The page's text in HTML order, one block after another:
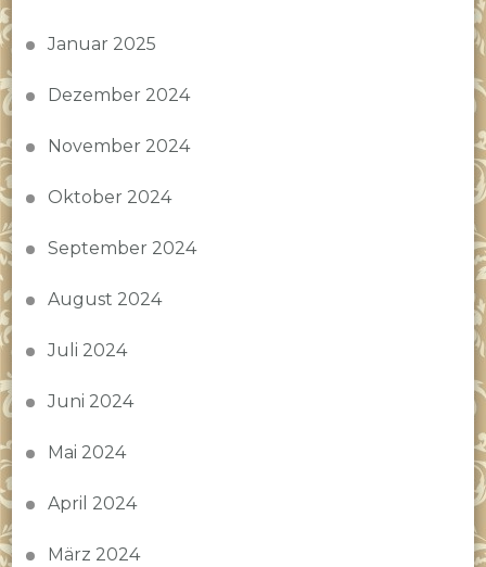
Januar 2025
Dezember 2024
November 2024
Oktober 2024
September 2024
August 2024
Juli 2024
Juni 2024
Mai 2024
April 2024
März 2024